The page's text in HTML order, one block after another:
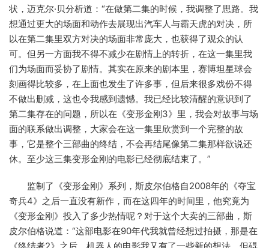
状，迈克尔·贝分析道：“在做第二集的时候，我调整了思路。我
想通过更大的场面和动作去展现出汽车人与霸天虎的对决，所
以在第二集里双方对决的场面非常庞大，也获得了观众的认
可。但另一方面我不得不减少在剧情上的转折，在这一集里我
们为场面而妥协了剧情。其实在原来的剧本里，赛博坦星球会
刻画得比较多，在上面也发生了许多事，但后来很多戏份不得
不做出删减，这也令我感到遗憾。我已经比较清醒的意识到了
第二集存在的问题，所以在《变形金刚3》里，我会对故事与场
面的联系做出调整，大家会在这一集里欣赏到一个完整的故
事，它是整个三部曲的终结，不会再结尾像第二集那样欲说还
休。至少这三集变形金刚的电影已经彻底结束了。”
监制了《变形金刚》系列，斯皮尔伯格自2008年的《夺宝
奇兵4》之后一直没有新作，而在这四年的时间里，他究竟为
《变形金刚》投入了多少热情呢？对于这个大卖的三部曲，斯
皮尔伯格说道：“这部电影在90年代我就曾经想过拍摄，那是在